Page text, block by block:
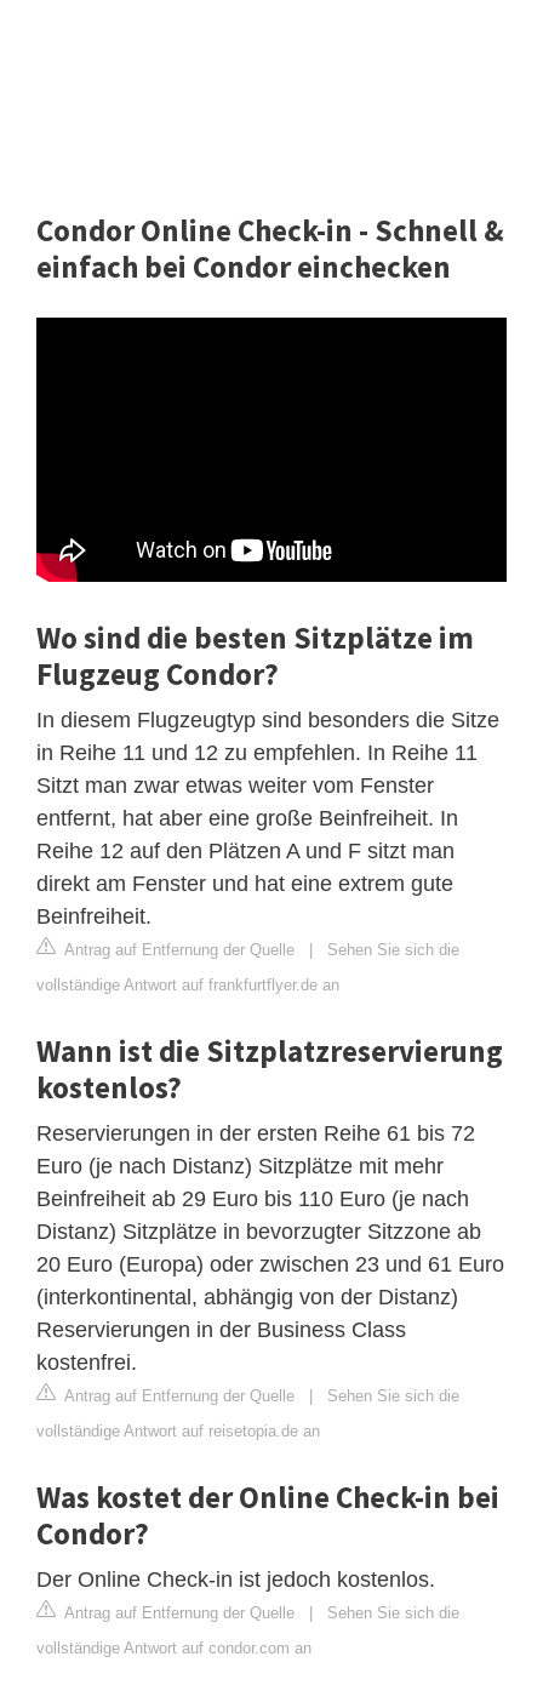
Condor Online Check-in - Schnell &
einfach bei Condor einchecken
Wo sind die besten Sitzplätze im
Flugzeug Condor?
In diesem Flugzeugtyp sind besonders die Sitze
in Reihe 11 und 12 zu empfehlen. In Reihe 11
Sitzt man zwar etwas weiter vom Fenster
entfernt, hat aber eine große Beinfreiheit. In
Reihe 12 auf den Plätzen A und F sitzt man
direkt am Fenster und hat eine extrem gute
Beinfreiheit.
Antrag auf Entfernung der Quelle | Sehen Sie sich die
vollständige Antwort auf frankfurtflyer.de an
Wann ist die Sitzplatzreservierung
kostenlos?
Reservierungen in der ersten Reihe 61 bis 72
Euro (je nach Distanz) Sitzplätze mit mehr
Beinfreiheit ab 29 Euro bis 110 Euro (je nach
Distanz) Sitzplätze in bevorzugter Sitzzone ab
20 Euro (Europa) oder zwischen 23 und 61 Euro
(interkontinental, abhängig von der Distanz)
Reservierungen in der Business Class
kostenfrei.
Antrag auf Entfernung der Quelle | Sehen Sie sich die
vollständige Antwort auf reisetopia.de an
Was kostet der Online Check-in bei
Condor?
Der Online Check-in ist jedoch kostenlos.
Antrag auf Entfernung der Quelle | Sehen Sie sich die
vollständige Antwort auf condor.com an